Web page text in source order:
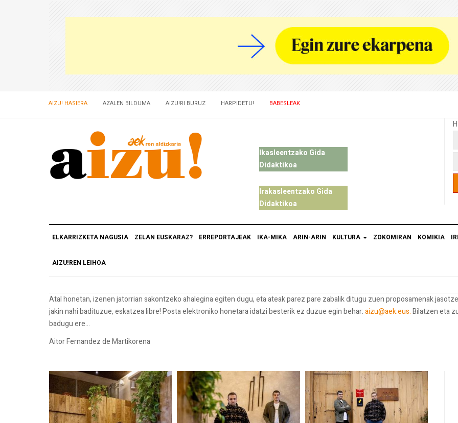
AIZU! HASIERA AZALEN BILDUMA AIZU!RI BURUZ HARPIDETU! BABESLEAK
Ikasleentzako Gida
Didaktikoa
Irakasleentzako Gida
Didaktikoa
ELKARRIZKETA NAGUSIA ZELAN EUSKARAZ? ERREPORTAJEAK IKA-MIKA ARIN-ARIN KULTURA ZOKOMIRAN KOMIKIA
AIZU!REN LEIHOA
Atal honetan, izenen jatorrian sakontzeko ahalegina egiten dugu, eta ateak parez pare zabalik ditugu zuen proposamenak
jakin nahi badituzue, eskatzea libre! Posta elektroniko honetara idatzi besterik ez duzue egin behar:aizu@aek.eus.Bilatzen eta
badugu ere...
Aitor Fernandez de Martikorena